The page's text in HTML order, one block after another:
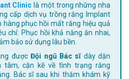
Clinic là một trong những nha
cấp dịch vụ trồng răng Implant
hàng phục hồi mất răng hiệu quả
chí: Phục hồi khả năng ăn nhai,
bảo sử dụng lâu bền.
đượcĐội ngũ Bác sĩdày dặn
tâm, cặn kẽ về tình trạng răng
Bác sĩ sau khi thăm khám kỹ